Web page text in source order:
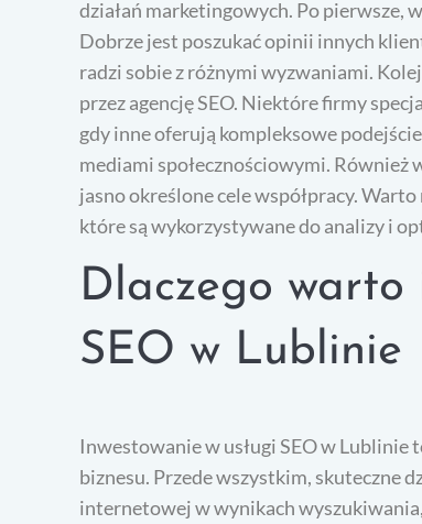
działań marketingowych. Po pierwsze,
Dobrze jest poszukać opinii innych
radzi sobie z różnymi wyzwaniami.
przez agencję SEO. Niektóre firmy
gdy inne oferują kompleksowe
mediami społecznościowymi. Również
jasno określone cele współpracy.
które są wykorzystywane do analizy i
Dlaczego warto
SEO w Lublinie
Inwestowanie w usługi SEO w Lublinie
biznesu. Przede wszystkim, skuteczne
internetowej w wynikach